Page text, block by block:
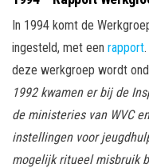
In 1994 komt de
ingesteld, met een rapport
deze werkgroep wordt
1992 kwamen er bij de
de ministeries van WVC en
instellingen voor
mogelijk ritueel misbruik